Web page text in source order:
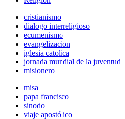
cristianismo
dialogo interreligioso
ecumenismo
evangelizacion
iglesia catolica
jornada mundial de la juventud
misionero
misa
papa francisco
sinodo
viaje apostólico